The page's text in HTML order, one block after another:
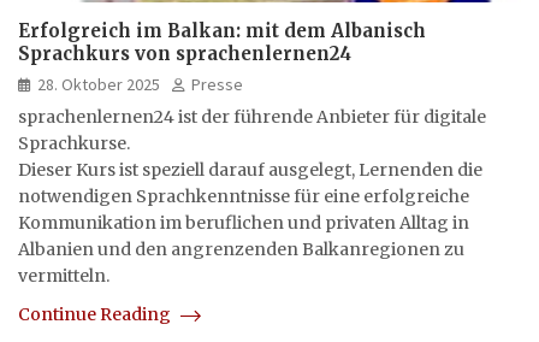
Erfolgreich im Balkan: mit dem Albanisch
Sprachkurs von sprachenlernen24
28. Oktober 2025
Presse
sprachenlernen24 ist der führende Anbieter für digitale
Sprachkurse.
Dieser Kurs ist speziell darauf ausgelegt, Lernenden die
notwendigen Sprachkenntnisse für eine erfolgreiche
Kommunikation im beruflichen und privaten Alltag in
Albanien und den angrenzenden Balkanregionen zu
vermitteln.
Continue Reading